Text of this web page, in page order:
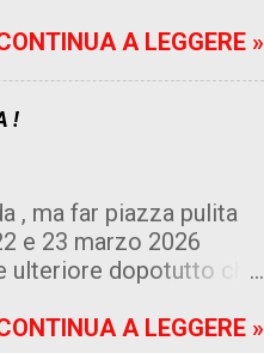
in giro , una burla ,
difendersi
questo paese.
A LEGGERE »
!
, ma far piazza pulita
e 23 marzo 2026
ulteriore dopotutto che
c'è da domandarsi
A LEGGERE »